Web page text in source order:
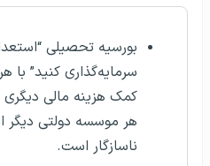
بورسیه تحصیلی
سرمایه‌گذاری کنید”
کمک هزینه مالی دیگری
هر موسسه دولتی دیگر
ناسازگار است.